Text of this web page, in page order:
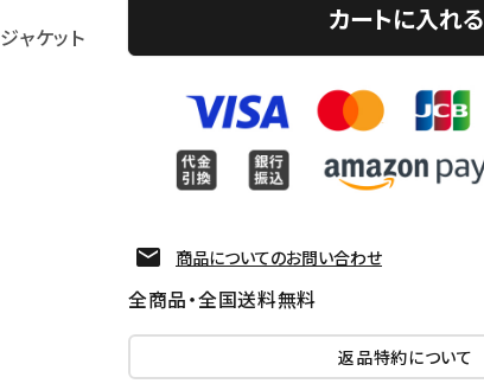
ャケット
カートに入れる
商品についてのお問い合わせ
全商品・全国送料無料
返品特約について